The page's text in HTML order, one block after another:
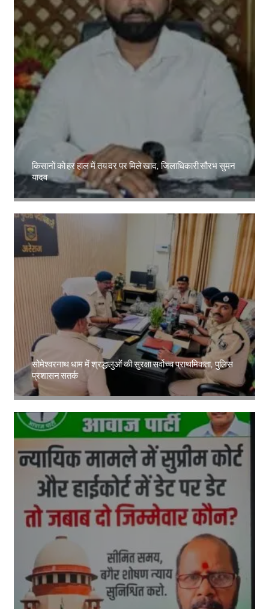
किसानों को हर हाल में तय दर पर मिले खाद, जिलाधिकारी सौरभ सुमन
यादव
Amit Lekh
सोमेश्वरनाथ धाम में श्रद्धालुओं की सुरक्षा सर्वोच्च प्राथमिकता, पुलिस
प्रशासन सतर्क